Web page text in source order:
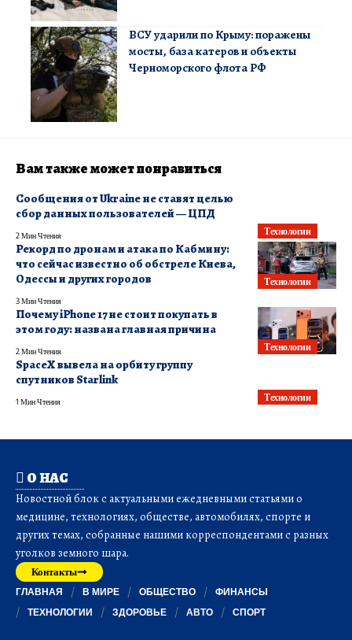
ВСУ ударили по Крыму: поражены
мосты, база катеров и объекты
Черноморского флота РФ
Вам также может понравиться
Технологии
Сообщения от Ukraine не ставят целью
сбор данных пользователей — ЦПД
2 Мин Чтения
Технологии
Рекорд по дронам и атака по Кабмину:
что сейчас известно об обстреле Киева,
Одессы и других городов
3 Мин Чтения
Технологии
Почему iPhone 17 не стоит покупать в
этом году: названа главная причина
2 Мин Чтения
Технологии
SpaceX вывела на орбиту группу
спутников Starlink
1 Мин Чтения
О НАС
Новостной блок с актуальными ежедневными статьями о
медицине, технологиях, обществе, автомобилях, спорте и
других темах, собранные нашими корреспондентами с разных
уголков земного шара.
Контакты
ГЛАВНАЯ В МИРЕ ОБЩЕСТВО
ФИНАНСЫ
ТЕХНОЛОГИИ
ЗДОРОВЬЕ АВТО СПОРТ